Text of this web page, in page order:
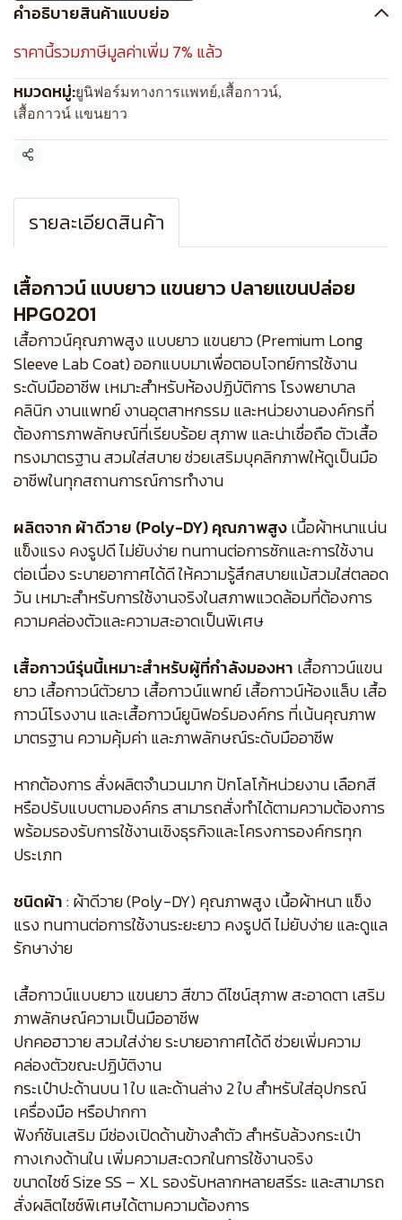
คำอธิบายสินค้าแบบย่อ
ราคานี้รวมภาษีมูลค่าเพิ่ม 7% แล้ว
หมวดหมู่:ยูนิฟอร์มทางการแพทย์,เสื้อกาวน์,
เสื้อกาวน์ แขนยาว
แชร์
รายละเอียดสินค้า
เสื้อกาวน์ แบบยาว แขนยาว ปลายแขนปล่อย
HPG0201
เสื้อกาวน์คุณภาพสูง แบบยาว แขนยาว (Premium Long
Sleeve Lab Coat) ออกแบบมาเพื่อตอบโจทย์การใช้งาน
ระดับมืออาชีพ เหมาะสำหรับห้องปฏิบัติการ โรงพยาบาล
คลินิก งานแพทย์ งานอุตสาหกรรม และหน่วยงานองค์กรที่
ต้องการภาพลักษณ์ที่เรียบร้อย สุภาพ และน่าเชื่อถือ ตัวเสื้อ
ทรงมาตรฐาน สวมใส่สบาย ช่วยเสริมบุคลิกภาพให้ดูเป็นมือ
อาชีพในทุกสถานการณ์การทำงาน
ผลิตจาก ผ้าดีวาย (Poly-DY) คุณภาพสูงเนื้อผ้าหนาแน่น
แข็งแรง คงรูปดี ไม่ยับง่าย ทนทานต่อการซักและการใช้งาน
ต่อเนื่อง ระบายอากาศได้ดี ให้ความรู้สึกสบายแม้สวมใส่ตลอด
วัน เหมาะสำหรับการใช้งานจริงในสภาพแวดล้อมที่ต้องการ
ความคล่องตัวและความสะอาดเป็นพิเศษ
เสื้อกาวน์รุ่นนี้เหมาะสำหรับผู้ที่กำลังมองหา เสื้อกาวน์แขน
ยาว เสื้อกาวน์ตัวยาว เสื้อกาวน์แพทย์ เสื้อกาวน์ห้องแล็บ เสื้อ
กาวน์โรงงาน และเสื้อกาวน์ยูนิฟอร์มองค์กร ที่เน้นคุณภาพ
มาตรฐาน ความคุ้มค่า และภาพลักษณ์ระดับมืออาชีพ
หากต้องการ สั่งผลิตจำนวนมาก ปักโลโก้หน่วยงาน เลือกสี
หรือปรับแบบตามองค์กร สามารถสั่งทำได้ตามความต้องการ
พร้อมรองรับการใช้งานเชิงธุรกิจและโครงการองค์กรทุก
ประเภท
ชนิดผ้า: ผ้าดีวาย (Poly-DY) คุณภาพสูง เนื้อผ้าหนา แข็ง
แรง ทนทานต่อการใช้งานระยะยาว คงรูปดี ไม่ยับง่าย และดูแล
รักษาง่าย
เสื้อกาวน์แบบยาว แขนยาว สีขาว ดีไซน์สุภาพ สะอาดตา เสริม
ภาพลักษณ์ความเป็นมืออาชีพ
ปกคอฮาวาย สวมใส่ง่าย ระบายอากาศได้ดี ช่วยเพิ่มความ
คล่องตัวขณะปฏิบัติงาน
กระเป๋าปะด้านบน 1 ใบ และด้านล่าง 2 ใบ สำหรับใส่อุปกรณ์
เครื่องมือ หรือปากกา
ฟังก์ชันเสริม มีช่องเปิดด้านข้างลำตัว สำหรับล้วงกระเป๋า
กางเกงด้านใน เพิ่มความสะดวกในการใช้งานจริง
ขนาดไซซ์ Size SS – XL รองรับหลากหลายสรีระ และสามารถ
สั่งผลิตไซซ์พิเศษได้ตามความต้องการ